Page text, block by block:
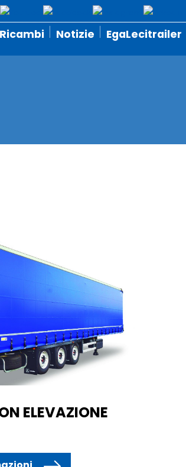
Ricambi Notizie EgaLecitrailer
ELEVAZIONE